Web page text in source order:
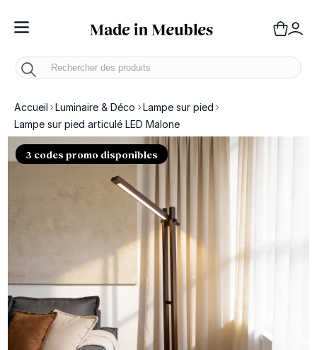
Toggle Nav
Accueil Luminaire & Déco
Lampe sur pied
Lampe sur pied articulé LED Malone
3 codes promo disponibles